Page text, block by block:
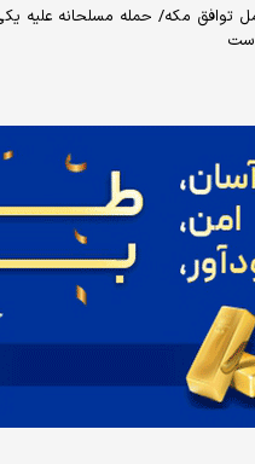
توافق مکه/ حمله مسلحانه علیه